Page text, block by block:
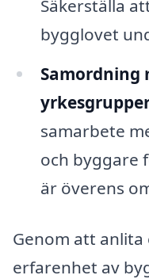
Säkerställa
bygglovet
Samordning
samarbete
och byggare
är överens
Genom att
erfarenhet av